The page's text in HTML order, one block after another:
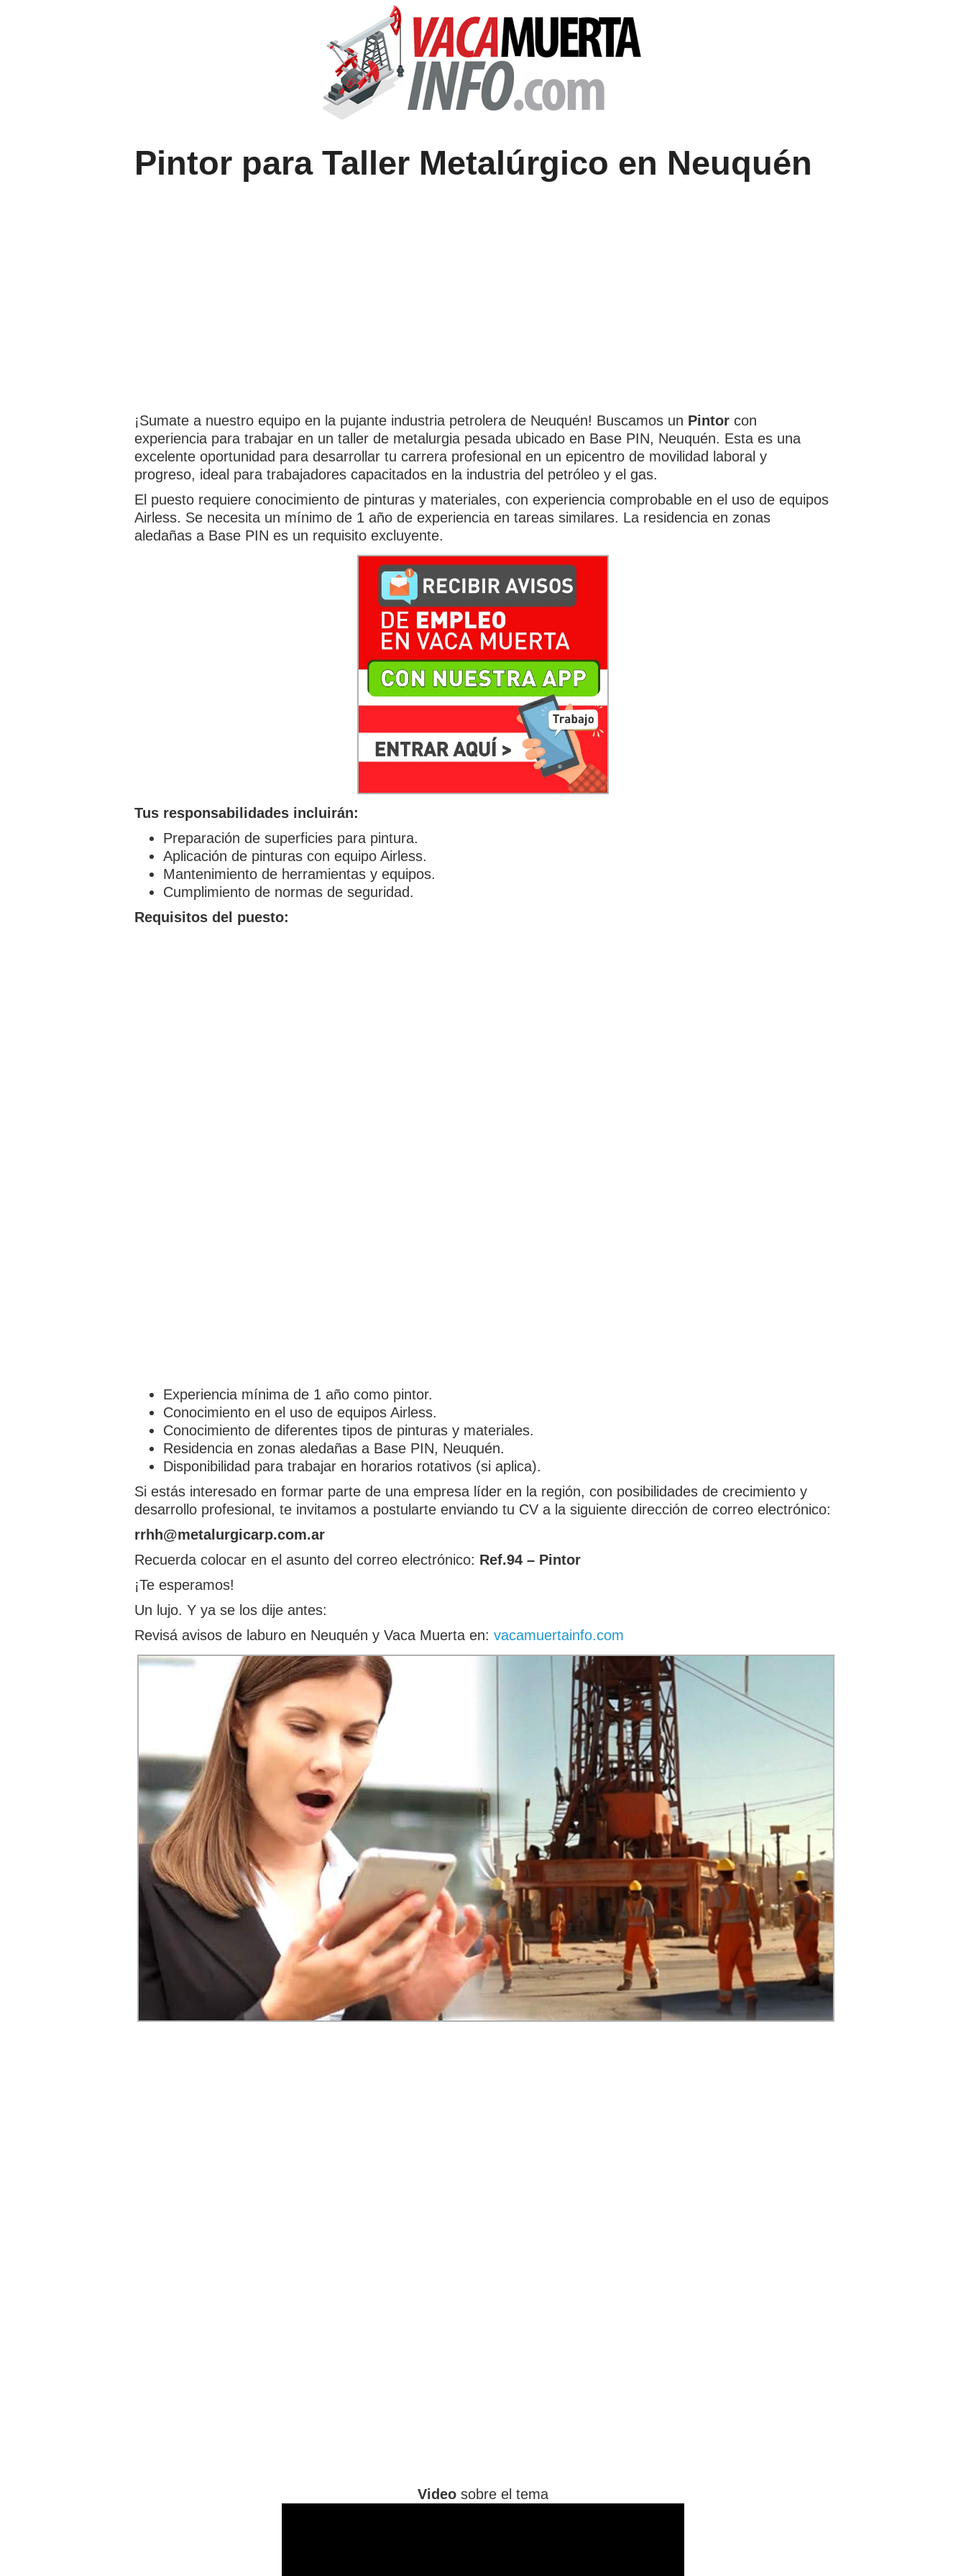
Pintor para Taller Metalúrgico en Neuquén
¡Sumate a nuestro equipo en la pujante industria petrolera de Neuquén! Buscamos un Pintor con
experiencia para trabajar en un taller de metalurgia pesada ubicado en Base PIN, Neuquén. Esta es una
excelente oportunidad para desarrollar tu carrera profesional en un epicentro de movilidad laboral y
progreso, ideal para trabajadores capacitados en la industria del petróleo y el gas.
El puesto requiere conocimiento de pinturas y materiales, con experiencia comprobable en el uso de equipos
Airless. Se necesita un mínimo de 1 año de experiencia en tareas similares. La residencia en zonas
aledañas a Base PIN es un requisito excluyente.
Tus responsabilidades incluirán:
Preparación de superficies para pintura.
Aplicación de pinturas con equipo Airless.
Mantenimiento de herramientas y equipos.
Cumplimiento de normas de seguridad.
Requisitos del puesto:
Experiencia mínima de 1 año como pintor.
Conocimiento en el uso de equipos Airless.
Conocimiento de diferentes tipos de pinturas y materiales.
Residencia en zonas aledañas a Base PIN, Neuquén.
Disponibilidad para trabajar en horarios rotativos (si aplica).
Si estás interesado en formar parte de una empresa líder en la región, con posibilidades de crecimiento y
desarrollo profesional, te invitamos a postularte enviando tu CV a la siguiente dirección de correo electrónico:
rrhh@metalurgicarp.com.ar
Recuerda colocar en el asunto del correo electrónico: Ref.94 – Pintor
¡Te esperamos!
Un lujo. Y ya se los dije antes:
Revisá avisos de laburo en Neuquén y Vaca Muerta en: vacamuertainfo.com
Video sobre el tema